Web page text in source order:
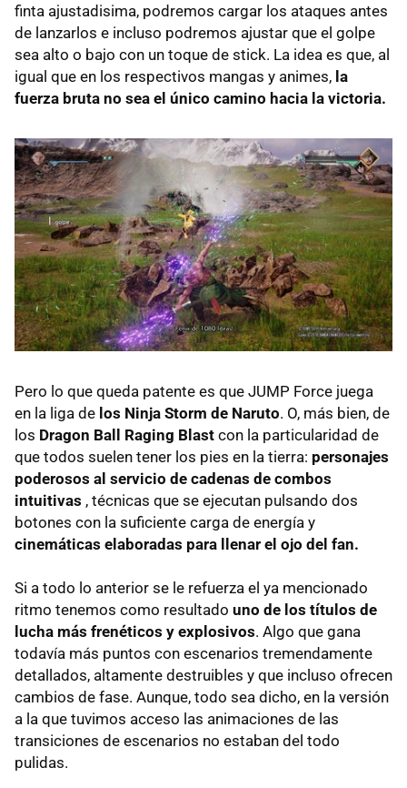
finta ajustadisima, podremos cargar los ataques antes
de lanzarlos e incluso podremos ajustar que el golpe
sea alto o bajo con un toque de stick. La idea es que, al
igual que en los respectivos mangas y animes, la
fuerza bruta no sea el único camino hacia la victoria.
Pero lo que queda patente es que JUMP Force juega
en la liga de los Ninja Storm de Naruto. O, más bien, de
los Dragon Ball Raging Blast con la particularidad de
que todos suelen tener los pies en la tierra: personajes
poderosos al servicio de cadenas de combos
intuitivas , técnicas que se ejecutan pulsando dos
botones con la suficiente carga de energía y
cinemáticas elaboradas para llenar el ojo del fan.
Si a todo lo anterior se le refuerza el ya mencionado
ritmo tenemos como resultado uno de los títulos de
lucha más frenéticos y explosivos. Algo que gana
todavía más puntos con escenarios tremendamente
detallados, altamente destruibles y que incluso ofrecen
cambios de fase. Aunque, todo sea dicho, en la versión
a la que tuvimos acceso las animaciones de las
transiciones de escenarios no estaban del todo
pulidas.